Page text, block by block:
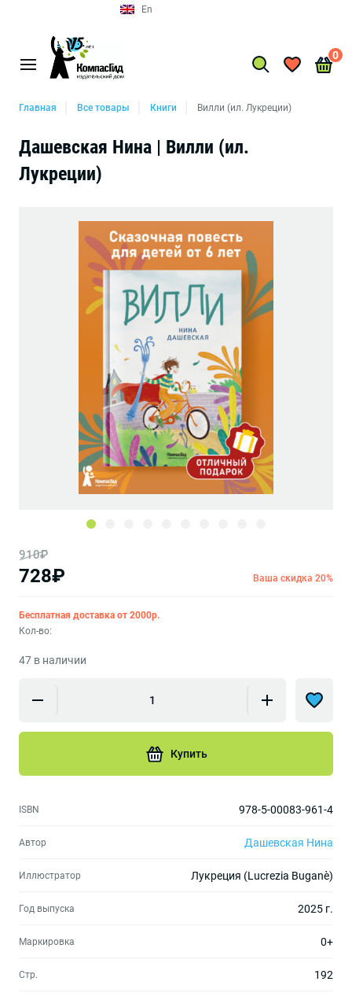
Главная Все товары Книги Вилли (ил. Лукреции)
Дашевская Нина | Вилли (ил.
Лукреции)
ISBN 978-5-00083-961-4
Автор Дашевская Нина
Иллюстратор Лукреция (Lucrezia Buganè)
Год выпуска 2025 г.
Маркировка 0+
Стр. 192
910₽
728₽ Ваша скидка 20%
Бесплатная доставка от 2000р.
Кол-во:
47 в наличии
Купить
En
0